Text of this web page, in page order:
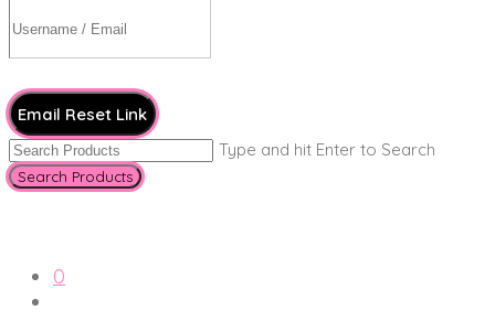
Email Reset Link
Type and hit Enter to Search
0